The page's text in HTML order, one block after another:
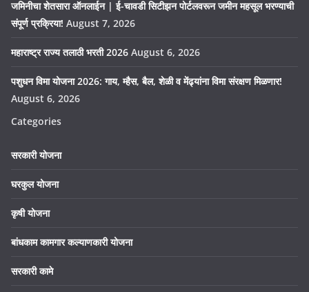
जमिनीचा शेतसारा ऑनलाईन | ई-चावडी सिटीझन पोर्टलवरून जमीन महसूल भरण्याची
संपूर्ण प्रक्रिया! August 7, 2026
महाराष्ट्र राज्य तलाठी भरती 2026 August 6, 2026
पशुधन विमा योजना 2026: गाय, म्हैस, बैल, शेळी व मेंढ्यांना विमा संरक्षण मिळणार!
August 6, 2026
Categories
सरकारी योजना
घरकुल योजना
कृषी योजना
बांधकाम कामगार कल्याणकारी योजना
सरकारी कामे